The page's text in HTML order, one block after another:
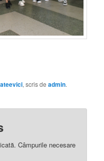
, scris deadmin.
Câmpurile necesare